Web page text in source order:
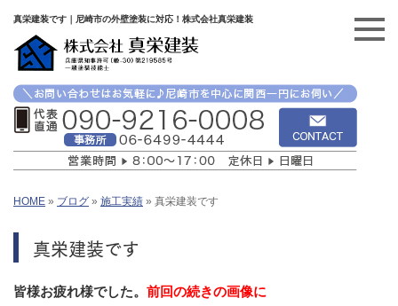
真栄建装です｜尼崎市の外壁塗装に対応！株式会社真栄建装
HOME » ブログ » 施工実績 » 真栄建装です
真栄建装です
皆様お疲れ様でした。 前回の続きの画像に